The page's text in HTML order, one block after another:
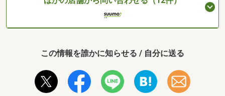
この情報を誰かに知らせる / 自分に送る